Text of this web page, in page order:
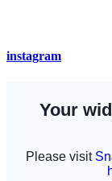
instagram